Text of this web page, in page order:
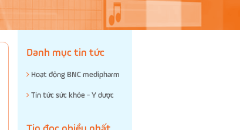
Danh mục tin tức
Hoạt động BNC medipharm
Tin tức sức khỏe - Y dược